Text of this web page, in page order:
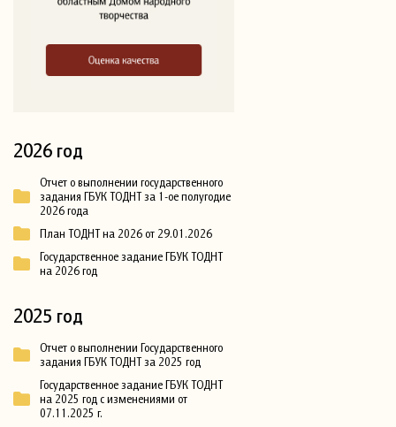
2026 год
Отчет о выполнении государственного
задания ГБУК ТОДНТ за 1-ое полугодие
2026 года
План ТОДНТ на 2026 от 29.01.2026
Государственное задание ГБУК ТОДНТ
на 2026 год
2025 год
Отчет о выполнении Государственного
задания ГБУК ТОДНТ за 2025 год
Государственное задание ГБУК ТОДНТ
на 2025 год с изменениями от
07.11.2025 г.